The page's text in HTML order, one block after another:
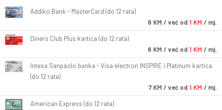
Addiko Bank - MasterCard (do 12 rata)
6 KM / već od 1 KM / mj.
Diners Club Plus kartica (do 12 rata)
6 KM / već od 1 KM / mj.
Intesa Sanpaolo banka - Visa electron INSPIRE i Platinum kartica
(do 12 rata)
7 KM / već od 1 KM / mj.
American Express (do 12 rata)